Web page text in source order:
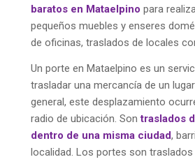
baratos en Mataelpino para
pequeños muebles y enseres
de oficinas, traslados de locales
Un porte en Mataelpino es un
trasladar una mercancía de un
general, este desplazamiento
radio de ubicación. Sontraslados
dentro de una misma ciudad,
localidad. Los portes son